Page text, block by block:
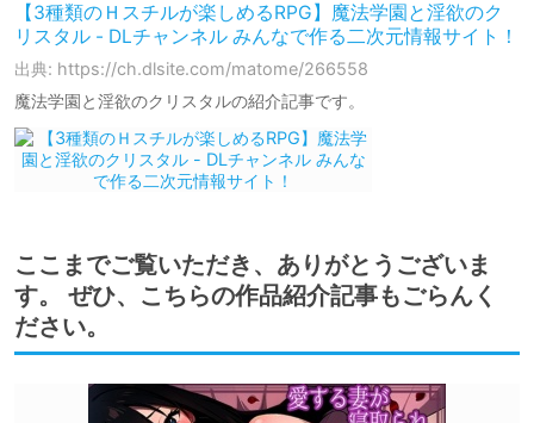
【3種類のＨスチルが楽しめるRPG】魔法学園と淫欲のク
リスタル - DLチャンネル みんなで作る二次元情報サイト！
出典: https://ch.dlsite.com/matome/266558
魔法学園と淫欲のクリスタルの紹介記事です。
ここまでご覧いただき、ありがとうございま
す。 ぜひ、こちらの作品紹介記事もごらんく
ださい。